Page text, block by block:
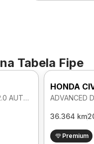
na Tabela Fipe
ADVANCED DOHC HIBRIDO HEV 2.0 AUTOMATICO
HONDA
36.364 km
Premium